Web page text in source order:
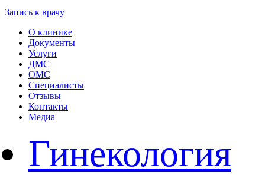
Запись к врачу
О клинике
Документы
Услуги
ДМС
ОМС
Специалисты
Отзывы
Контакты
Медиа
Гинекология